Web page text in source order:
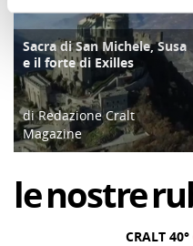
ATTIVITÀ
Sacra di San Michele, Susa
e il forte di Exilles
di Redazione Cralt
Magazine
lenostre
CRALT 40°